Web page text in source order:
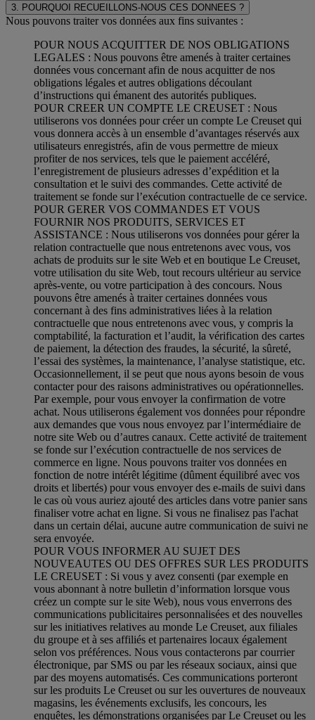
3. POURQUOI RECUEILLONS-NOUS CES DONNEES ?
Nous pouvons traiter vos données aux fins suivantes :
POUR NOUS ACQUITTER DE NOS OBLIGATIONS
LEGALES : Nous pouvons être amenés à traiter certaines
données vous concernant afin de nous acquitter de nos
obligations légales et autres obligations découlant
d’instructions qui émanent des autorités publiques.
POUR CREER UN COMPTE LE CREUSET : Nous
utiliserons vos données pour créer un compte Le Creuset qui
vous donnera accès à un ensemble d’avantages réservés aux
utilisateurs enregistrés, afin de vous permettre de mieux
profiter de nos services, tels que le paiement accéléré,
l’enregistrement de plusieurs adresses d’expédition et la
consultation et le suivi des commandes. Cette activité de
traitement se fonde sur l’exécution contractuelle de ce service.
POUR GERER VOS COMMANDES ET VOUS
FOURNIR NOS PRODUITS, SERVICES ET
ASSISTANCE : Nous utiliserons vos données pour gérer la
relation contractuelle que nous entretenons avec vous, vos
achats de produits sur le site Web et en boutique Le Creuset,
votre utilisation du site Web, tout recours ultérieur au service
après-vente, ou votre participation à des concours. Nous
pouvons être amenés à traiter certaines données vous
concernant à des fins administratives liées à la relation
contractuelle que nous entretenons avec vous, y compris la
comptabilité, la facturation et l’audit, la vérification des cartes
de paiement, la détection des fraudes, la sécurité, la sûreté,
l’essai des systèmes, la maintenance, l’analyse statistique, etc.
Occasionnellement, il se peut que nous ayons besoin de vous
contacter pour des raisons administratives ou opérationnelles.
Par exemple, pour vous envoyer la confirmation de votre
achat. Nous utiliserons également vos données pour répondre
aux demandes que vous nous envoyez par l’intermédiaire de
notre site Web ou d’autres canaux. Cette activité de traitement
se fonde sur l’exécution contractuelle de nos services de
commerce en ligne. Nous pouvons traiter vos données en
fonction de notre intérêt légitime (dûment équilibré avec vos
droits et libertés) pour vous envoyer des e-mails de suivi dans
le cas où vous auriez ajouté des articles dans votre panier sans
finaliser votre achat en ligne. Si vous ne finalisez pas l'achat
dans un certain délai, aucune autre communication de suivi ne
sera envoyée.
POUR VOUS INFORMER AU SUJET DES
NOUVEAUTES OU DES OFFRES SUR LES PRODUITS
LE CREUSET : Si vous y avez consenti (par exemple en
vous abonnant à notre bulletin d’information lorsque vous
créez un compte sur le site Web), nous vous enverrons des
communications publicitaires personnalisées et des nouvelles
sur les initiatives relatives au monde Le Creuset, aux filiales
du groupe et à ses affiliés et partenaires locaux également
selon vos préférences. Nous vous contacterons par courrier
électronique, par SMS ou par les réseaux sociaux, ainsi que
par des moyens automatisés. Ces communications porteront
sur les produits Le Creuset ou sur les ouvertures de nouveaux
magasins, les événements exclusifs, les concours, les
enquêtes, les démonstrations organisées par Le Creuset ou les